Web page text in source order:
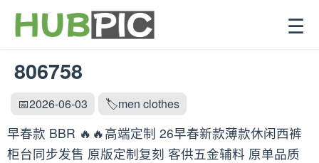
☰
806758
📅2026-06-03 🏷️men clothes
早春款 BBR 🔥🔥高端定制 26早春新款薄款休闲西裤
柜台同步发售 原版定制复刻 客供五金辅料 原单品质